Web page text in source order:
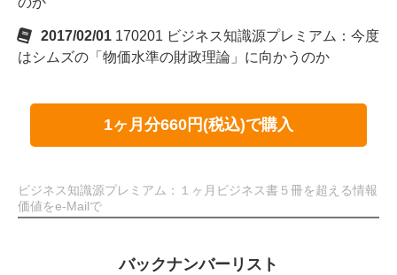
2017/02/01 170201 ビジネス知識源プレミアム：今度
はシムズの「物価水準の財政理論」に向かうのか
1ヶ月分660円(税込)で購入
ビジネス知識源プレミアム：１ヶ月ビジネス書５冊を超える情報
価値をe-Mailで
バックナンバーリスト